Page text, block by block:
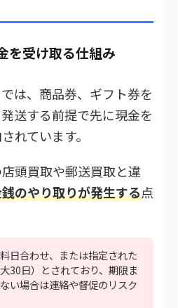
を受け取る仕組み
は、商品券、ギフト券を
送する前提で先に現金を
れています。
頭買取や郵送買取と違
のやり取りが発生する点
日合わせ、または指定された
30日）とされており、期限ま
い場合は連絡や督促のリスク